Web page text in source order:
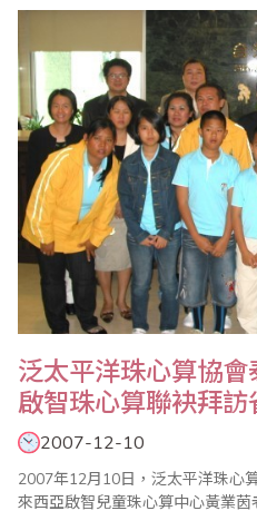
鑑定學生學習成果。 2007年珠算心算檢定計有台灣地區、香港、新
加坡、印度、馬來西亞等地考區
之活動照片，詳細全國珠算..
泛太平洋珠心算協
啟智珠心算聯袂拜訪
2007-12-10
2007年12月10日，泛太平洋珠心
來西亞啟智兒童珠心算中心黃業